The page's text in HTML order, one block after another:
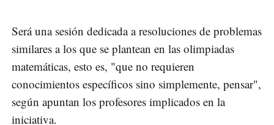
Será una sesión dedicada a resoluciones de problemas
similares a los que se plantean en las olimpiadas
matemáticas, esto es, "que no requieren
conocimientos específicos sino simplemente, pensar",
según apuntan los profesores implicados en la
iniciativa.